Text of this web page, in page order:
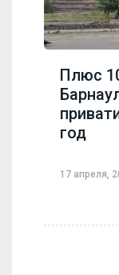
Плюс
год
17 апреля,